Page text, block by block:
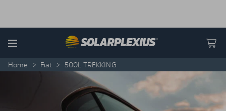
Menu
Home > Fiat > 500L TREKKING